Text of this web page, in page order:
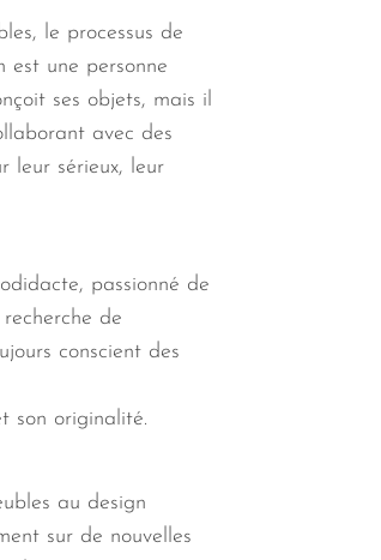
le processus de
est une personne
ses objets, mais il
avec des
leur sérieux, leur
passionné de
de
conscient des
son originalité.
au design
sur de nouvelles